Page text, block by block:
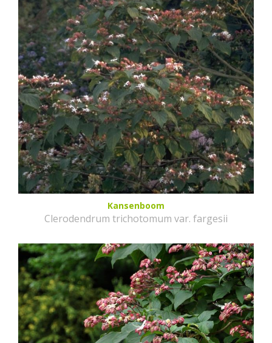
Kansenboom
Clerodendrum trichotomum var. fargesii